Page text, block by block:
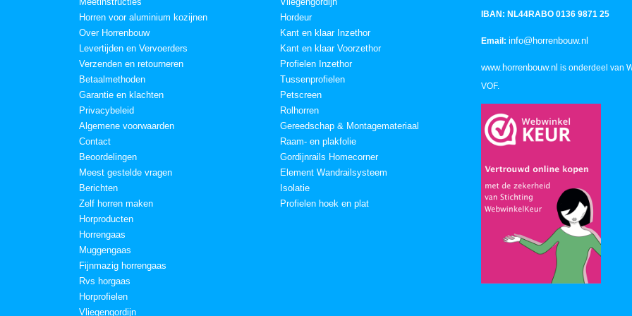
Horren voor aluminium kozijnen
Over Horrenbouw
Levertijden en Vervoerders
Verzenden en retourneren
Betaalmethoden
Garantie en klachten
Privacybeleid
Algemene voorwaarden
Contact
Beoordelingen
Meest gestelde vragen
Berichten
Zelf horren maken
Horproducten
Horrengaas
Muggengaas
Fijnmazig horrengaas
Rvs horgaas
Horprofielen
Vliegengordijn
Hordeur
Kant en klaar Inzethor
Kant en klaar Voorzethor
Profielen Inzethor
Tussenprofielen
Petscreen
Rolhorren
Gereedschap & Montagemateriaal
Raam- en plakfolie
Gordijnrails Homecorner
Element Wandrailsysteem
Isolatie
Profielen hoek en plat
IBAN: NL44RABO 0136 9871 25
Email: info@horrenbouw.nl
www.horrenbouw.nl is onderdeel van
VOF.